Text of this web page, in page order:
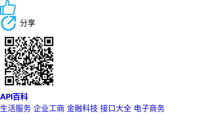
分享
API百科
生活服务 企业工商 金融科技 接口大全 电子商务